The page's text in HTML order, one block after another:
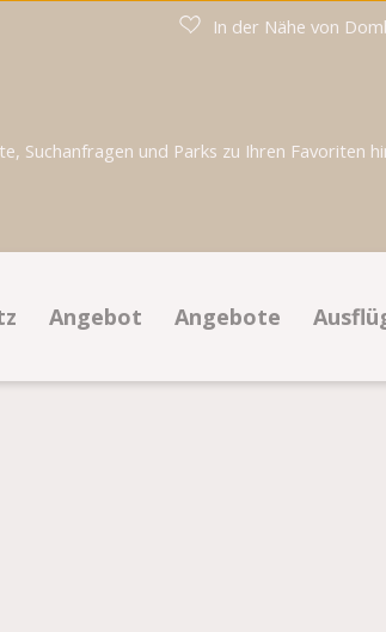
In der Nähe von
Suchanfragen und Parks zu Ihren Favoriten
Angebot
Stellplätze
Angebote
Angebote Stellplätze